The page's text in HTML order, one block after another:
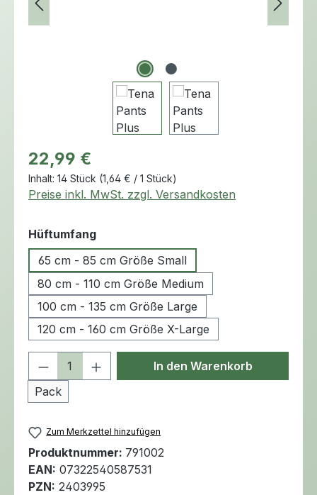
Regulärer Preis:
22,99 €
Inhalt: 14 Stück (1,64 € / 1 Stück)
Preise inkl. MwSt. zzgl. Versandkosten
Hüftumfangauswählen
65 cm - 85 cm Größe Small
80 cm - 110 cm Größe Medium
100 cm - 135 cm Größe Large
120 cm - 160 cm Größe X-Large
Produkt Anzahl: Gib den
Pack
In den Warenkorb
Zum Merkzettel hinzufügen
Produktnummer: 791002
EAN: 07322540587531
PZN: 2403995